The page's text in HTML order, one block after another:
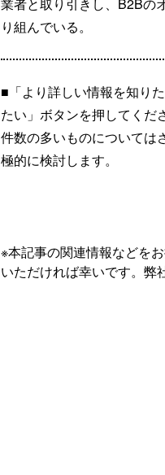
り組んでいる。
■「より詳しい情報を知り
たい」ボタンを押してくだ
件数の多いものについては
極的に検討します。
※本記事の関連情報などを
いただければ幸いです。弊